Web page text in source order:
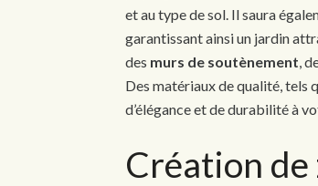
et au type de sol. Il saura
garantissant ainsi un jardin
des murs de soutènement,
Des matériaux de qualité, tels
d’élégance et de durabilité à
Création